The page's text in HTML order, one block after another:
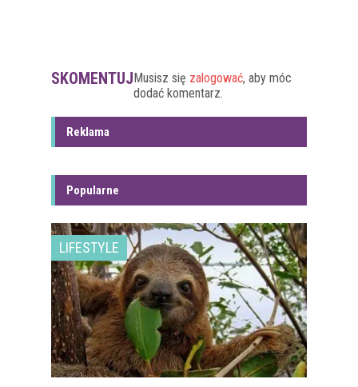
SKOMENTUJMusisz się zalogować, aby móc
dodać komentarz.
Reklama
Popularne
LIFESTYLE